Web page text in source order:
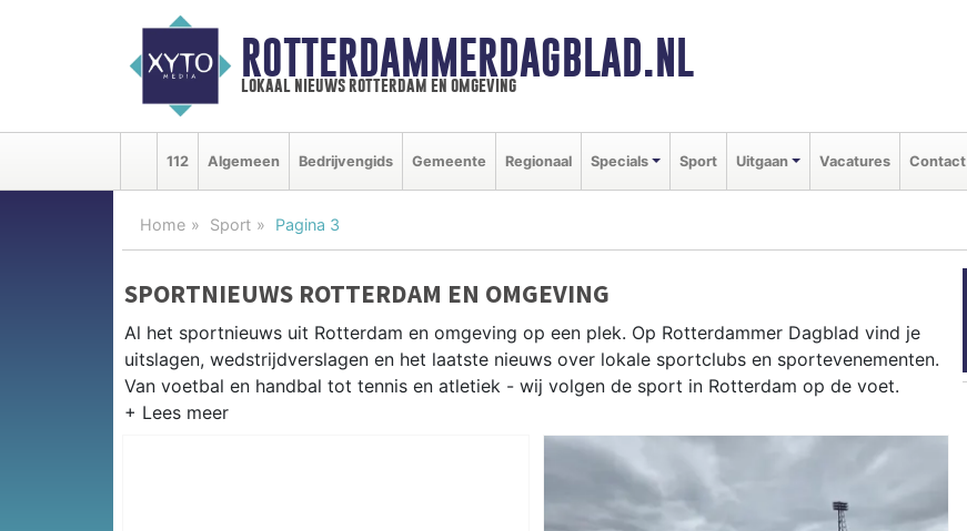
ROTTERDAMMERDAGBLAD.NL
lokaal nieuws rotterdam en omgeving
112 Algemeen Bedrijvengids Gemeente Regionaal Specials Sport Uitgaan Vacatures Contact
Home Sport Pagina 3
SPORTNIEUWS ROTTERDAM EN OMGEVING
Al het sportnieuws uit Rotterdam en omgeving op een plek. Op Rotterdammer Dagblad vind je
uitslagen, wedstrijdverslagen en het laatste nieuws over lokale sportclubs en sportevenementen.
Van voetbal en handbal tot tennis en atletiek - wij volgen de sport in Rotterdam op de voet.
Van Feyenoord en Excelsior tot hockey bij HC Rotterdam en atletiek bij AV RBV — Rotterdam
heeft een rijke en internationale sportcultuur. Blijf op de hoogte van alle sportieve uitslagen en